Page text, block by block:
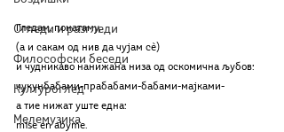
Огледи и разгледи
Философски беседи
Културоглед
Мелемузика
Гледам, понатаму,
(а и сакам од нив да чујам сè)
и чудникаво нанижана низа од оскомична љубов:
чукунбабами-прабабами-бабами-мајками-
а тие нижат уште една:
mise en abyme.